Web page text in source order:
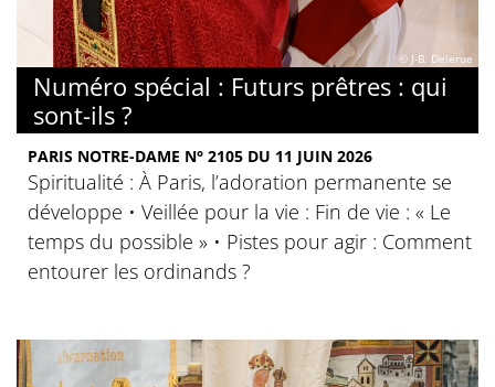
© J-B. Delerue
Numéro spécial : Futurs prêtres : qui
sont-ils ?
PARIS NOTRE-DAME N° 2105 DU 11 JUIN 2026
Spiritualité : À Paris, l’adoration permanente se
développe • Veillée pour la vie : Fin de vie : « Le
temps du possible » • Pistes pour agir : Comment
entourer les ordinands ?